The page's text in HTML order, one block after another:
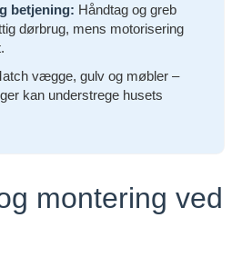
betjening: Håndtag og greb
dørbrug, mens motorisering
vægge, gulv og møbler –
kan understrege husets
montering ved